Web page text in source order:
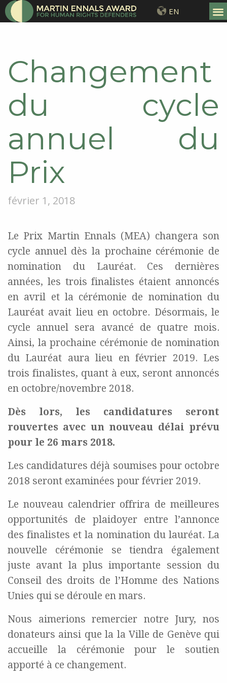
EN
Changement
du cycle
annuel du
Prix
février 1, 2018
Le Prix Martin Ennals (MEA) changera son
cycle annuel dès la prochaine cérémonie de
nomination du Lauréat. Ces dernières
années, les trois finalistes étaient annoncés
en avril et la cérémonie de nomination du
Lauréat avait lieu en octobre. Désormais, le
cycle annuel sera avancé de quatre mois.
Ainsi, la prochaine cérémonie de nomination
du Lauréat aura lieu en février 2019. Les
trois finalistes, quant à eux, seront annoncés
en octobre/novembre 2018.
Dès lors, les candidatures seront
rouvertes avec un nouveau délai prévu
pour le 26 mars 2018.
Les candidatures déjà soumises pour octobre
2018 seront examinées pour février 2019.
Le nouveau calendrier offrira de meilleures
opportunités de plaidoyer entre l’annonce
des finalistes et la nomination du lauréat. La
nouvelle cérémonie se tiendra également
juste avant la plus importante session du
Conseil des droits de l’Homme des Nations
Unies qui se déroule en mars.
Nous aimerions remercier notre Jury, nos
donateurs ainsi que la la Ville de Genève qui
accueille la cérémonie pour le soutien
apporté à ce changement.